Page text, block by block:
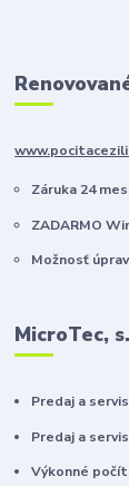
Záruka 24
ZADARMO
Možnosť
MicroTec,
Predaj a
Predaj a
Výkonné